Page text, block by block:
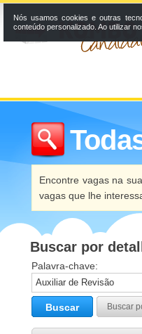
Encontre vagas na
vagas que lhe
Buscar por
Palavra-chave:
Buscar Buscar
Nós usamos cookies e outras
conteúdo personalizado. Ao utilizar